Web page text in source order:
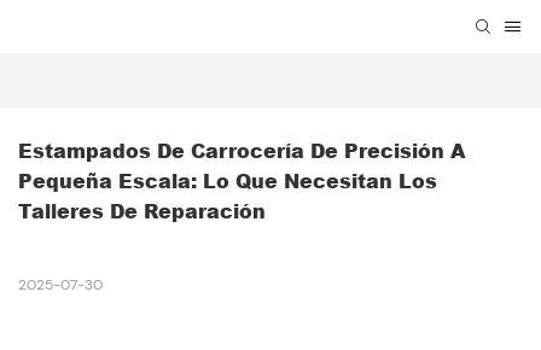
Estampados De Carrocería De Precisión A
Pequeña Escala: Lo Que Necesitan Los
Talleres De Reparación
2025-07-30